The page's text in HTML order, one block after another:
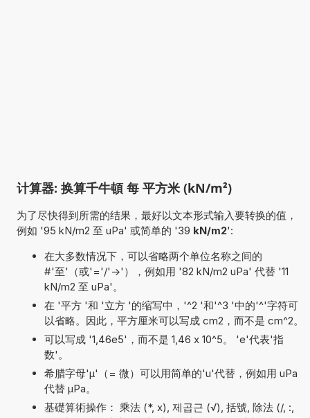
计算器: 换算千牛頓 每 平方米 (kN/m²)
为了尽快得到所需的结果，最好以文本形式输入要转换的值，
例如 '95 kN/m2 至 uPa' 或简单的 '39 kN/m2':
在大多数情况下，可以省略两个单位名称之间的
#'至'（或'='/'->'），例如用 '82 kN/m2 uPa' 代替 '11
kN/m2 至 uPa'。
在 '平方 '和 '立方 '的缩写中，'^2 '和'^3 '中的'^'字符可
以省略。因此，平方厘米可以写成 cm2，而不是 cm^2。
可以写成 '1,46e5'，而不是 1,46 x 10^5。 'e'代表'指
数'。
希腊字母'µ'（= 微）可以用简单的'u'代替，例如用 uPa
代替 µPa。
基礎算術操作： 乘法 (*, x), 제곱근 (√), 括號, 除法 (/, :,